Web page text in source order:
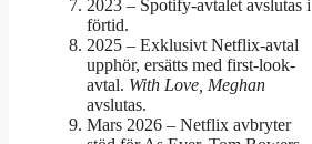
2023 – Spotify-avtalet avslutas i
förtid.
2025 – Exklusivt Netflix-avtal
upphör, ersätts med first-look-
avtal. With Love, Meghan
avslutas.
Mars 2026 – Netflix avbryter